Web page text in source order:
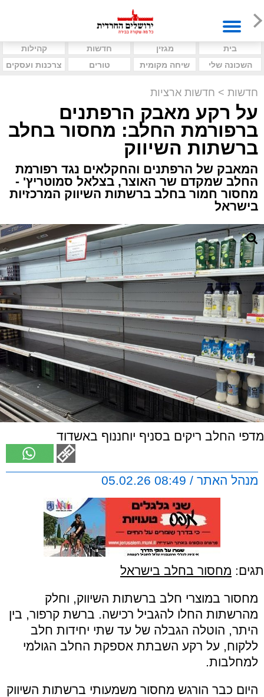
בית מגזין חדשות
קהילות
השכונה שלי
שיחה מקומית טורים צרכנות ועסקים
חדשות > חדשות ארציות
על רקע מאבק הרפתנים
ברפורמת החלב: מחסור בחלב
ברשתות השיווק
המאבק של הרפתנים והחקלאים נגד רפורמת
החלב שמקדם שר האוצר, בצלאל סמוטריץ' -
מחסור חמור בחלב ברשתות השיווק המרכזיות
בישראל
מדפי החלב ריקים בסניף יוחננוף באשדוד
מנהל האתר / 08:49 05.02.26
תגים: מחסור בחלב בישראל
מחסור במוצרי חלב ברשתות השיווק, וחלק
מהרשתות החלו להגביל רכישה. ברשת קרפור, בין
היתר, הוטלה הגבלה של עד שתי יחידות חלב
ללקוח, על רקע השבתת אספקת החלב הגולמי
למחלבות.
היום כבר הורגש מחסור משמעותי ברשתות השיווק